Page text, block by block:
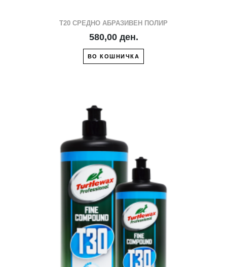
T20 СРЕДНО АБРАЗИВЕН ПОЛИР
580,00 ден.
ВО КОШНИЧКА